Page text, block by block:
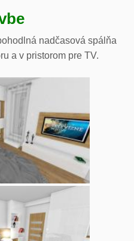
nadčasová spálňa
a v pristorom pre TV.